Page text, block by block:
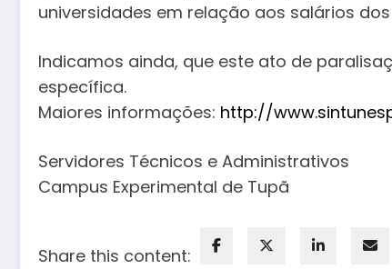
universidades em relação aos salários
Indicamos ainda, que este ato de
específica.
Maiores informações: http://
Servidores Técnicos e Administrativos
Campus Experimental de Tupã
Share this content: